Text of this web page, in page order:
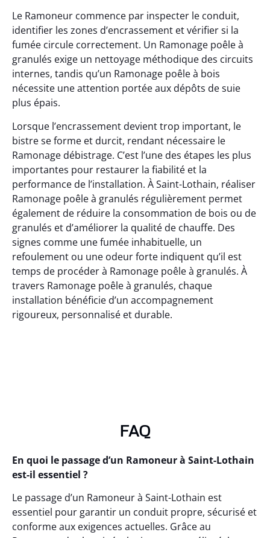
Le Ramoneur commence par inspecter le conduit,
identifier les zones d’encrassement et vérifier si la
fumée circule correctement. Un Ramonage poêle à
granulés exige un nettoyage méthodique des circuits
internes, tandis qu’un Ramonage poêle à bois
nécessite une attention portée aux dépôts de suie
plus épais.
Lorsque l’encrassement devient trop important, le
bistre se forme et durcit, rendant nécessaire le
Ramonage débistrage. C’est l’une des étapes les plus
importantes pour restaurer la fiabilité et la
performance de l’installation. À Saint-Lothain, réaliser
Ramonage poêle à granulés régulièrement permet
également de réduire la consommation de bois ou de
granulés et d’améliorer la qualité de chauffe. Des
signes comme une fumée inhabituelle, un
refoulement ou une odeur forte indiquent qu’il est
temps de procéder à Ramonage poêle à granulés. À
travers Ramonage poêle à granulés, chaque
installation bénéficie d’un accompagnement
rigoureux, personnalisé et durable.
FAQ
En quoi le passage d’un Ramoneur à Saint-Lothain
est-il essentiel ?
Le passage d’un Ramoneur à Saint-Lothain est
essentiel pour garantir un conduit propre, sécurisé et
conforme aux exigences actuelles. Grâce au